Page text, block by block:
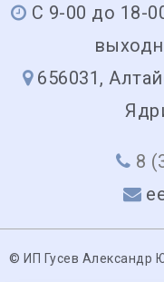
С 9-00 до 18-
656031,
8
© ИП Гусев Александр